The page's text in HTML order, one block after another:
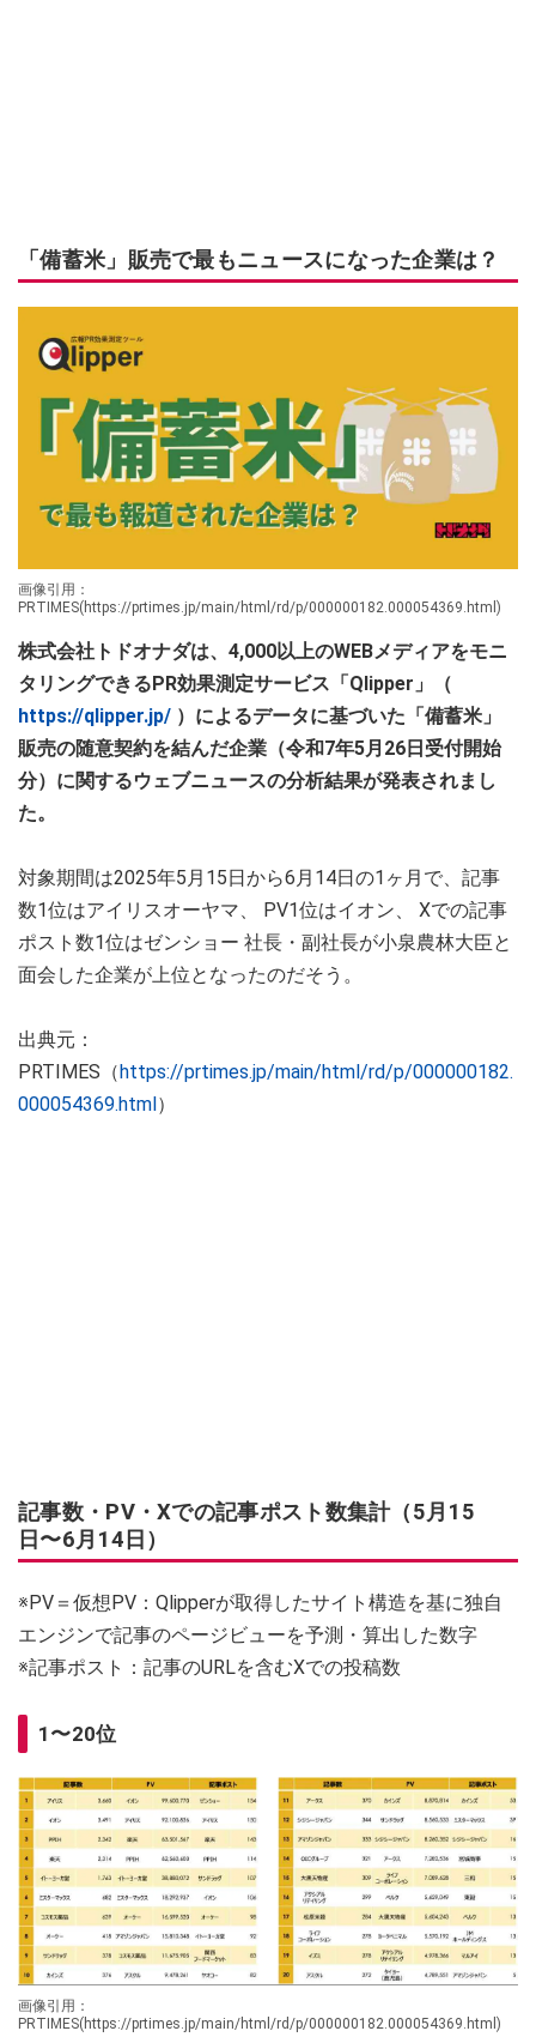
「備蓄米」販売で最もニュースになった企業は？
画像引用：
PRTIMES(https://prtimes.jp/main/html/rd/p/000000182.000054369.html)
株式会社トドオナダは、4,000以上のWEBメディアをモニ
タリングできるPR効果測定サービス「Qlipper」（
https://qlipper.jp/ ）によるデータに基づいた「備蓄米」
販売の随意契約を結んだ企業（令和7年5月26日受付開始
分）に関するウェブニュースの分析結果が発表されまし
た。
対象期間は2025年5月15日から6月14日の1ヶ月で、記事
数1位はアイリスオーヤマ、 PV1位はイオン、 Xでの記事
ポスト数1位はゼンショー 社長・副社長が小泉農林大臣と
面会した企業が上位となったのだそう。
出典元：
PRTIMES（https://prtimes.jp/main/html/rd/p/000000182.
000054369.html）
記事数・PV・Xでの記事ポスト数集計（5月15
日〜6月14日）
※PV＝仮想PV：Qlipperが取得したサイト構造を基に独自
エンジンで記事のページビューを予測・算出した数字
※記事ポスト：記事のURLを含むXでの投稿数
1〜20位
画像引用：
PRTIMES(https://prtimes.jp/main/html/rd/p/000000182.000054369.html)